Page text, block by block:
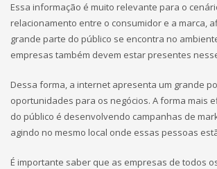
Essa informação é muito relevante para o
relacionamento entre o consumidor e a marca,
grande parte do público se encontra no
empresas também devem estar presentes
Dessa forma, a internet apresenta um grande
oportunidades para os negócios. A forma mais
do público é desenvolvendo campanhas de
agindo no mesmo local onde essas pessoas
É importante saber que as empresas de todos